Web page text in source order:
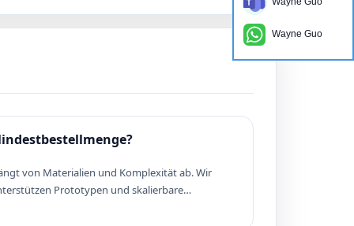
von Materialien und Komplexität ab. Wir
Prototypen und skalierbare